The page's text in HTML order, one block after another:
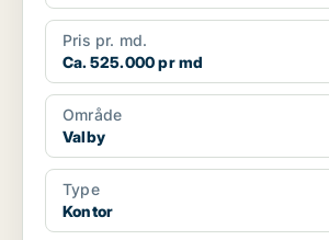
Pris pr. md.
Ca. 525.000 pr md
Område
Valby
Type
Kontor